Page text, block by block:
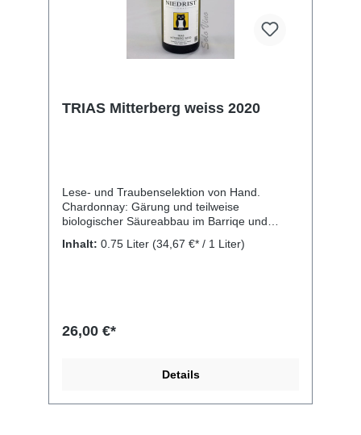
TRIAS Mitterberg weiss 2020
Lese- und Traubenselektion von Hand.
Chardonnay: Gärung und teilweise
biologischer Säureabbau im Barriqe und
Manseng: Gärung im Stahlfass für rund zwei
Manzoni (Rheinsriesling + Weißburgunder).
Inhalt: 0.75 Liter (34,67 €* / 1 Liter)
26,00 €*
Details